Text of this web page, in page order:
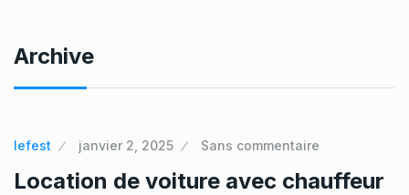
Archive
lefest janvier 2, 2025 Sans commentaire
Location de voiture avec chauffeur